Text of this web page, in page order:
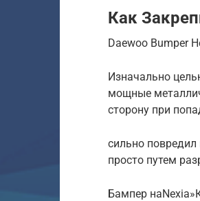
Как
Daewoo Bumper
Изначально
мощные
сторону при
сильно
просто путем
Бампер